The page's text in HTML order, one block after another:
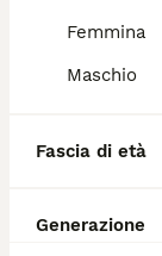
Femmina
Maschio
Fascia di età
Generazione
cuccioli
questa